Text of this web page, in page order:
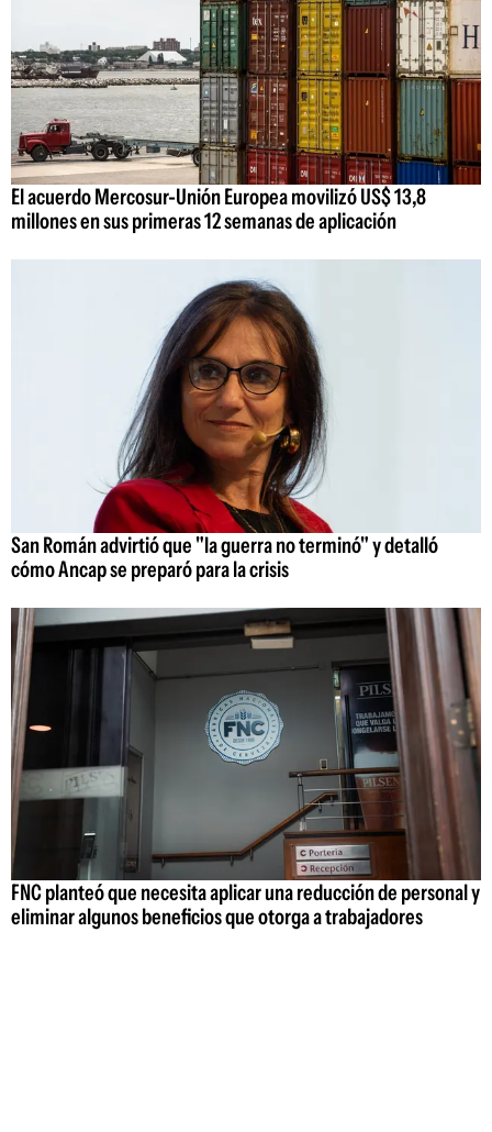
El acuerdo Mercosur-Unión Europea movilizó US$ 13,8
millones en sus primeras 12 semanas de aplicación
San Román advirtió que "la guerra no terminó" y detalló
cómo Ancap se preparó para la crisis
FNC planteó que necesita aplicar una reducción de personal y
eliminar algunos beneficios que otorga a trabajadores